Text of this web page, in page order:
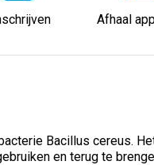
Afhaal
Bacillus cereus.
en terug te